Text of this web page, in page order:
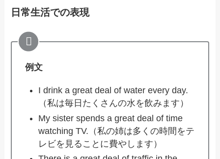
日常生活での表現
例文
I drink a great deal of water every day.
（私は毎日たくさんの水を飲みます）
My sister spends a great deal of time
watching TV.（私の姉は多くの時間をテ
レビを見ることに費やします）